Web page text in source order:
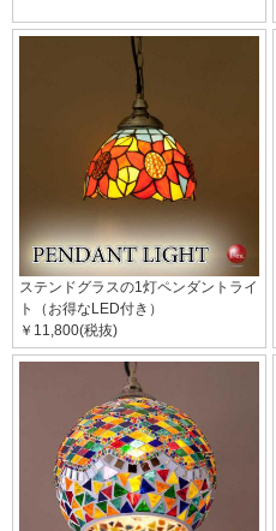
ステンドグラスの1灯ペンダントライ
ト（お得なLED付き）
￥11,800(税抜)